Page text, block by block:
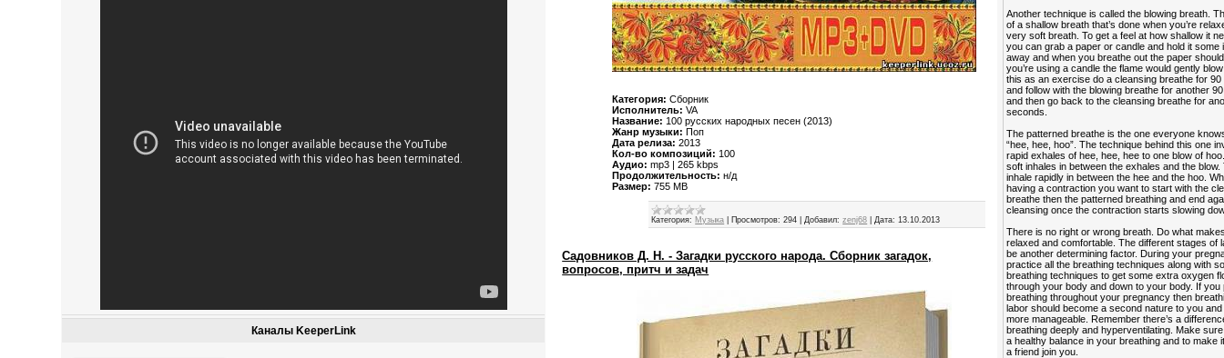
Каналы KeeperLink
Категория:Сборник
Исполнитель:VA
Название: 100 русских народных песен (2013)
Жанр музыки: Поп
Дата релиза:2013
Кол-во композиций: 100
Аудио: mp3 | 265 kbps
Продолжительность: н/д
Размер: 755 MB
Категория: Музыка Просмотров: 294 |Добавил: zenj68 |Дата: 13.10.2013
Садовников Д. Н. - Загадки русского народа. Сборник загадок,
вопросов, притч и задач
Another technique is called the blowing breath.
of a shallow breath that’s done when you’re
very soft breath. To get a feel at how shallow it
you can grab a paper or candle and hold it some
away and when you breathe out the paper
you’re using a candle the flame would gently
this as an exercise do a cleansing breathe for
and follow with the blowing breathe for another
and then go back to the cleansing breathe for
seconds.
The patterned breathe is the one everyone
“hee, hee, hoo”. The technique behind this one
rapid exhales of hee, hee, hee to one blow of
soft inhales in between the exhales and the blow.
inhale rapidly in between the hee and the hoo.
having a contraction you want to start with the
breathe then the patterned breathing and end
cleansing once the contraction starts slowing
There is no right or wrong breath. Do what
relaxed and comfortable. The different stages of
be another determining factor. During your
practice all the breathing techniques along with
breathing techniques to get some extra oxygen
through your body and down to your body. If you
breathing throughout your pregnancy then
labor should become a second nature to you and
more manageable. Remember there’s a
breathing deeply and hyperventilating. Make
a healthy balance in your breathing and to make
a friend join you.